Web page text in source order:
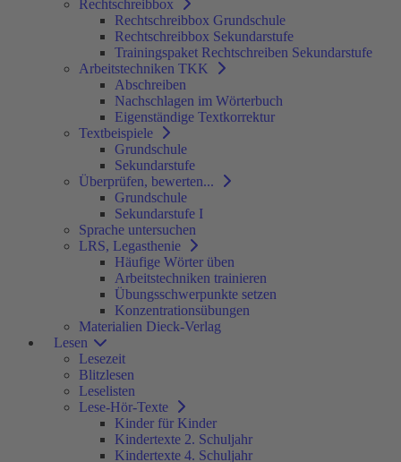
Rechtschreibbox
Rechtschreibbox Grundschule
Rechtschreibbox Sekundarstufe
Trainingspaket Rechtschreiben Sekundarstufe
Arbeitstechniken TKK
Abschreiben
Nachschlagen im Wörterbuch
Eigenständige Textkorrektur
Textbeispiele
Grundschule
Sekundarstufe
Überprüfen, bewerten...
Grundschule
Sekundarstufe I
Sprache untersuchen
LRS, Legasthenie
Häufige Wörter üben
Arbeitstechniken trainieren
Übungsschwerpunkte setzen
Konzentrationsübungen
Materialien Dieck-Verlag
Lesen
Lesezeit
Blitzlesen
Leselisten
Lese-Hör-Texte
Kinder für Kinder
Kindertexte 2. Schuljahr
Kindertexte 4. Schuljahr